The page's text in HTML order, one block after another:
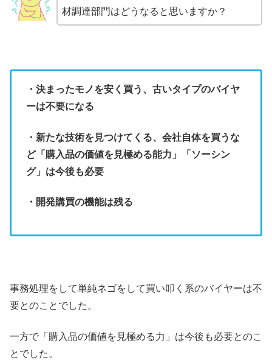
材調達部門はどうなると思いますか？
・決まったモノを安く買う、古いタイプのバイヤ
ーは不要になる
・新たな技術を見つけてくる、会社自体を買うな
ど「購入品の価値を見極める能力」「ソーシン
グ」は今後も必要
・開発購買の機能は残る
事務処理をして単純ネゴをして買い叩く系のバイヤーは不
要とのことでした。
一方で「購入品の価値を見極める力」は今後も必要とのこ
とでした。